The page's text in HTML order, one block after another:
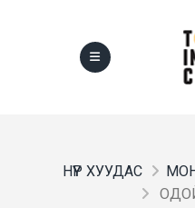
НҮҮР ХУУДАС